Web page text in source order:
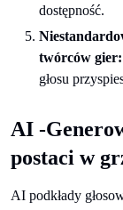
dostępność.
twórców gier:
głosu
AI -
postaci w
AI podkłady